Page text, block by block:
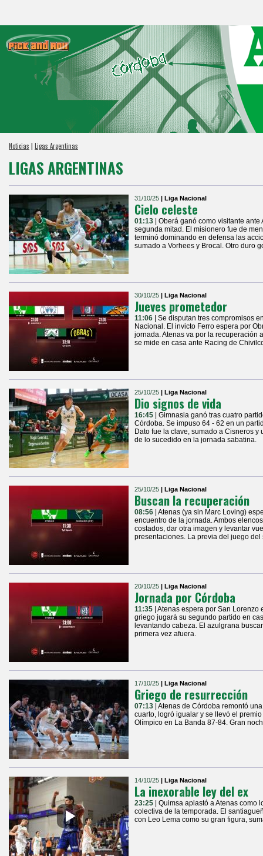
Noticias | Ligas Argentinas
LIGAS ARGENTINAS
31/10/25 | Liga Nacional
Cielo celeste
01:13
| Oberá ganó como visitante
segunda mitad. El misionero fue de
terminó dominando en defensa las
sumado a Vorhees y Brocal. Otro duro
30/10/25 | Liga Nacional
Jueves prometedor
11:06
| Se disputan tres compromisos
Nacional. El invicto Ferro espera por
jornada. Atenas va por la recuperación
se mide en casa ante Racing de
25/10/25 | Liga Nacional
Dio signos de vida
16:45
| Gimnasia ganó tras cuatro
Córdoba. Se impuso 64 - 62 en un
Dato fue la clave, sumado a Cisneros
de lo sucedido en la jornada sabatina.
25/10/25 | Liga Nacional
Buscan la recuperación
08:56 | Atenas (ya sin Marc Loving)
encuentro de la jornada. Ambos
costados, dar otra imagen y levantar
presentaciones. La previa del juego
20/10/25 | Liga Nacional
Jornada por Córdoba
11:35 | Atenas espera por San
griego jugará su segundo partido en
levantando cabeza. El azulgrana
primera vez afuera.
17/10/25 | Liga Nacional
Griego de resurrección
07:13 | Atenas de Córdoba remontó
cuarto, logró igualar y se llevó el
Olímpico en La Banda 87-84. Gran
14/10/25 | Liga Nacional
La inexorable ley del ex
23:25
| Quimsa aplastó a Atenas
colectiva de la temporada. El
con Leo Lema como su gran figura,